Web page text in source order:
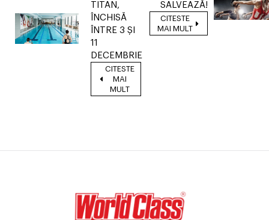
TITAN,
ÎNCHISĂ
ÎNTRE 3 ȘI
11
DECEMBRIE
CITESTE
MAI
MULT
SALVEAZĂ!
CITESTE
MAI MULT